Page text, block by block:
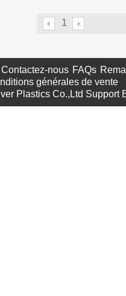
1
Contactez-nous FAQs
générales de vente
Plastics Co.,Ltd Support